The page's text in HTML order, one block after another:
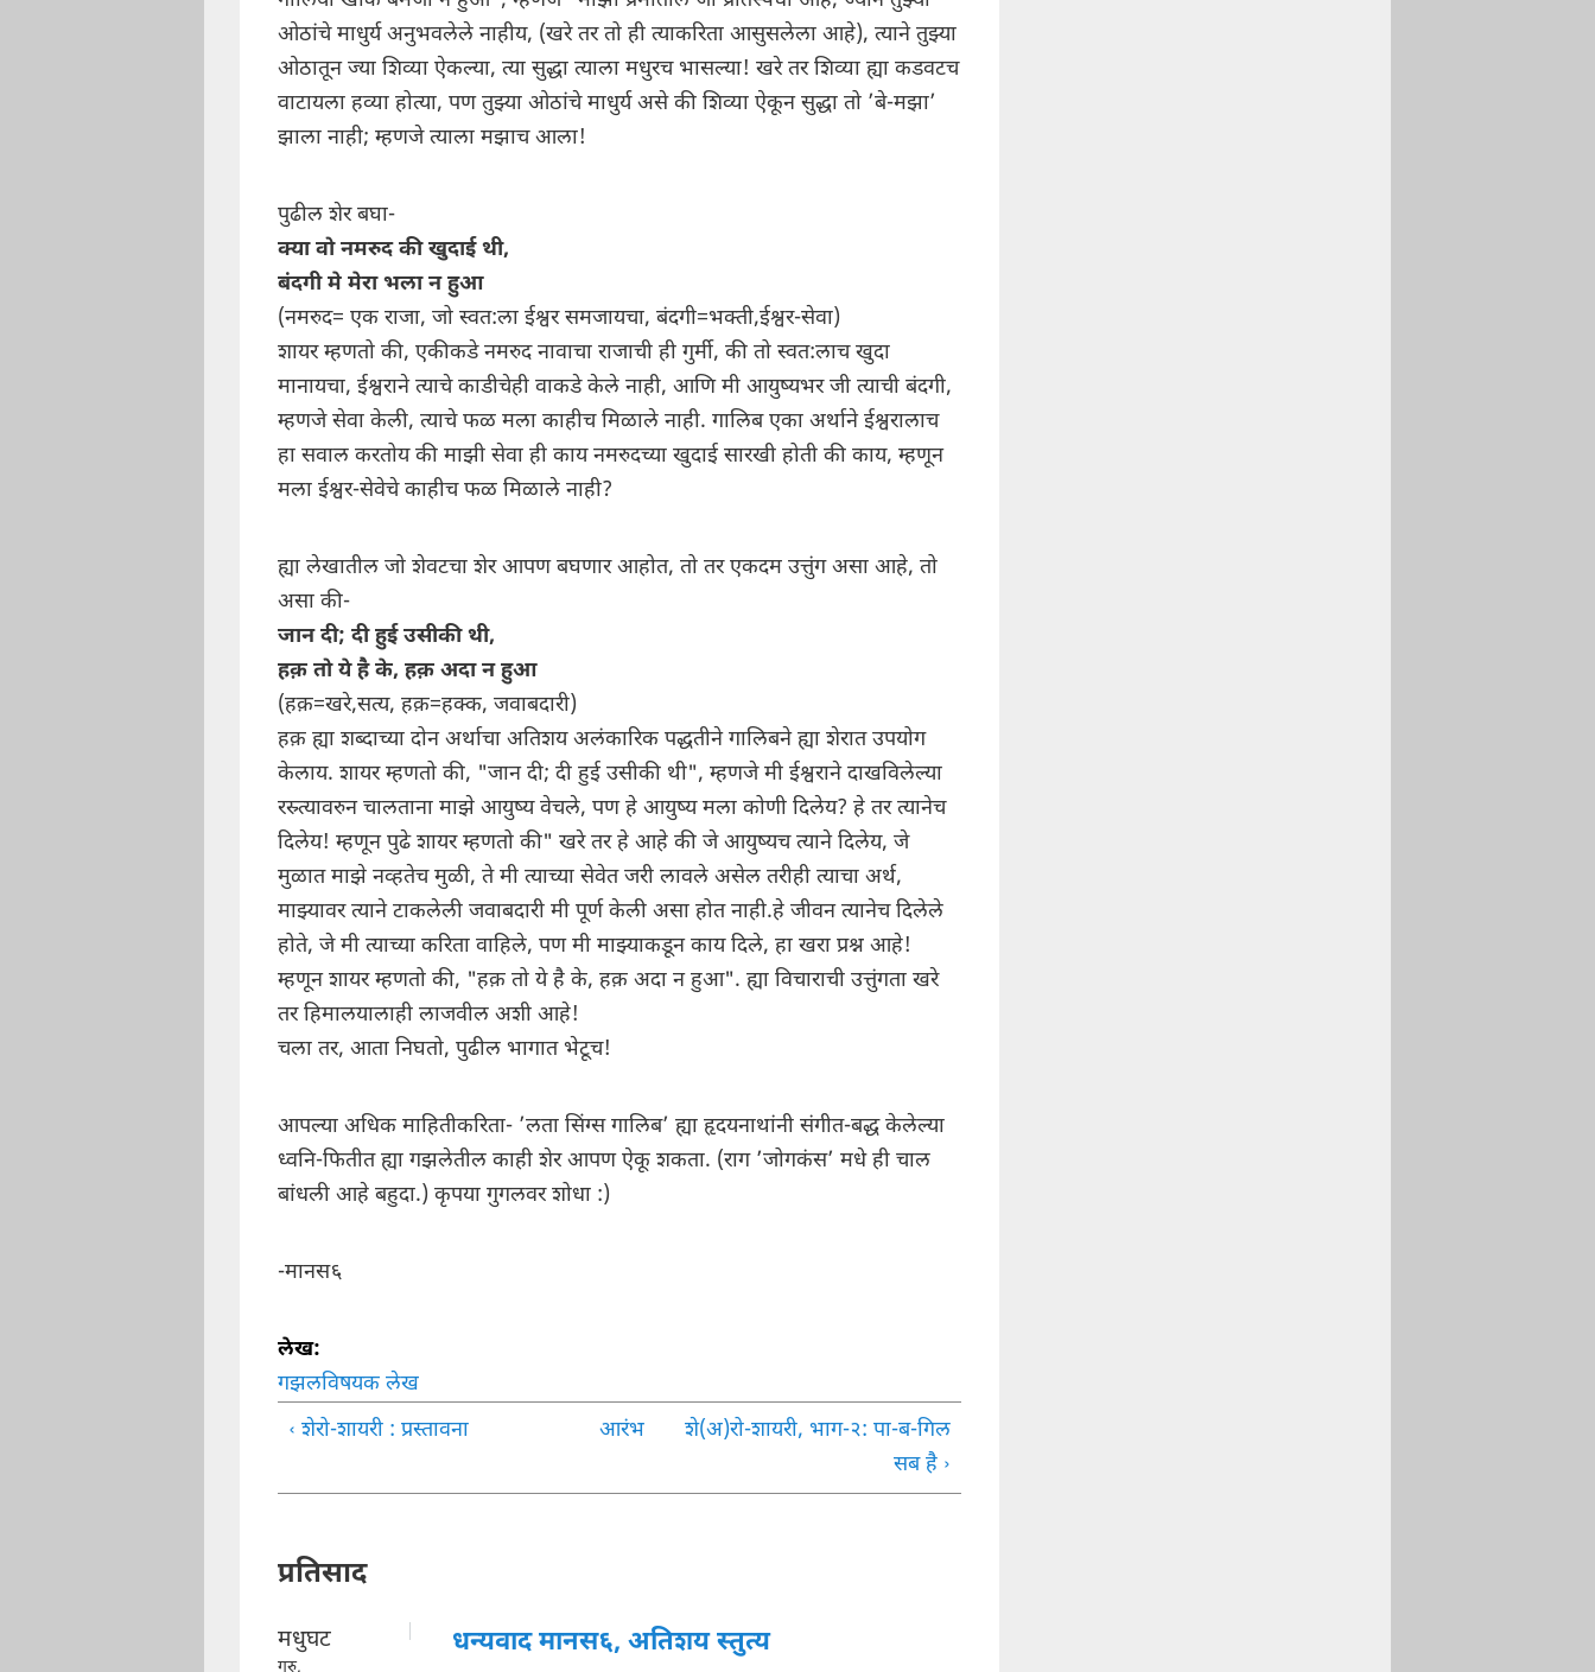
ओठांचे माधुर्य अनुभवलेले नाहीय, (खरे तर तो ही त्याकरिता आसुसलेला आहे), त्याने तुझ्या
ओठातून ज्या शिव्या ऐकल्या, त्या सुद्धा त्याला मधुरच भासल्या! खरे तर शिव्या ह्या कडवटच
वाटायला हव्या होत्या, पण तुझ्या ओठांचे माधुर्य असे की शिव्या ऐकून सुद्धा तो ’बे-मझा’
झाला नाही; म्हणजे त्याला मझाच आला!
पुढील शेर बघा-
क्या वो नमरुद की खुदाई थी,
बंदगी मे मेरा भला न हुआ
(नमरुद= एक राजा, जो स्वत:ला ईश्वर समजायचा, बंदगी=भक्ती,ईश्वर-सेवा)
शायर म्हणतो की, एकीकडे नमरुद नावाचा राजाची ही गुर्मी, की तो स्वत:लाच खुदा
मानायचा, ईश्वराने त्याचे काडीचेही वाकडे केले नाही, आणि मी आयुष्यभर जी त्याची बंदगी,
म्हणजे सेवा केली, त्याचे फळ मला काहीच मिळाले नाही. गालिब एका अर्थाने ईश्वरालाच
हा सवाल करतोय की माझी सेवा ही काय नमरुदच्या खुदाई सारखी होती की काय, म्हणून
मला ईश्वर-सेवेचे काहीच फळ मिळाले नाही?
ह्या लेखातील जो शेवटचा शेर आपण बघणार आहोत, तो तर एकदम उत्तुंग असा आहे, तो
असा की-
जान दी; दी हुई उसीकी थी,
हक़ तो ये है के, हक़ अदा न हुआ
(हक़=खरे,सत्य, हक़=हक्क, जवाबदारी)
हक़ ह्या शब्दाच्या दोन अर्थाचा अतिशय अलंकारिक पद्धतीने गालिबने ह्या शेरात उपयोग
केलाय. शायर म्हणतो की, "जान दी; दी हुई उसीकी थी", म्हणजे मी ईश्वराने दाखविलेल्या
रस्र्त्यावरुन चालताना माझे आयुष्य वेचले, पण हे आयुष्य मला कोणी दिलेय? हे तर त्यानेच
दिलेय! म्हणून पुढे शायर म्हणतो की" खरे तर हे आहे की जे आयुष्यच त्याने दिलेय, जे
मुळात माझे नव्हतेच मुळी, ते मी त्याच्या सेवेत जरी लावले असेल तरीही त्याचा अर्थ,
माझ्यावर त्याने टाकलेली जवाबदारी मी पूर्ण केली असा होत नाही.हे जीवन त्यानेच दिलेले
होते, जे मी त्याच्या करिता वाहिले, पण मी माझ्याकडून काय दिले, हा खरा प्रश्न आहे!
म्हणून शायर म्हणतो की, "हक़ तो ये है के, हक़ अदा न हुआ". ह्या विचाराची उत्तुंगता खरे
तर हिमालयालाही लाजवील अशी आहे!
चला तर, आता निघतो, पुढील भागात भेटूच!
आपल्या अधिक माहितीकरिता- ’लता सिंग्स गालिब’ ह्या हृदयनाथांनी संगीत-बद्ध केलेल्या
ध्वनि-फितीत ह्या गझलेतील काही शेर आपण ऐकू शकता. (राग ’जोगकंस’ मधे ही चाल
बांधली आहे बहुदा.) कृपया गुगलवर शोधा :)
-मानस६
लेख:
गझलविषयक लेख
‹ शेरो-शायरी : प्रस्तावना
आरंभ
शे(अ)रो-शायरी, भाग-२: पा-ब-गिल
सब है ›
प्रतिसाद
मधुघट धन्यवाद मानस६, अतिशय स्तुत्य